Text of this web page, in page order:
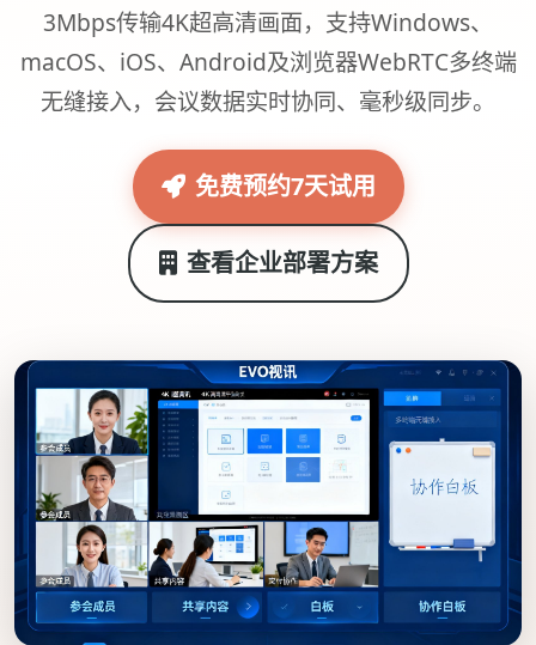
3Mbps传输4K超高清画面，支持Windows、
macOS、iOS、Android及浏览器WebRTC多终端
无缝接入，会议数据实时协同、毫秒级同步。
免费预约7天试用
查看企业部署方案